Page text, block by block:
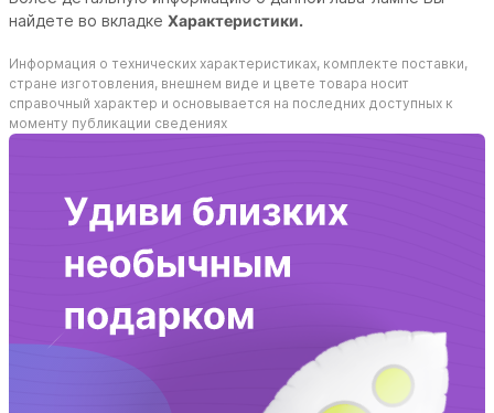
найдете во вкладке Характеристики.
Информация о технических характеристиках, комплекте поставки,
стране изготовления, внешнем виде и цвете товара носит
справочный характер и основывается на последних доступных к
моменту публикации сведениях